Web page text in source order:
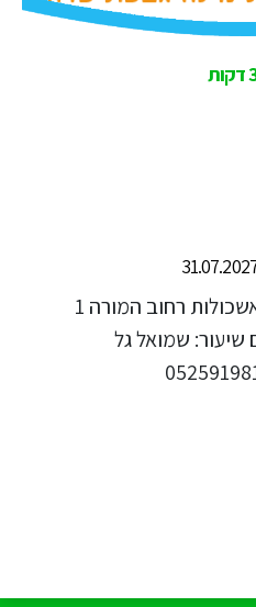
החוג יתקיים במקלט בי"ס אשכולות רחוב המורה 1
שיעור: שמואל גל